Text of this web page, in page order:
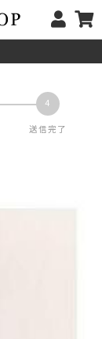
送信完了